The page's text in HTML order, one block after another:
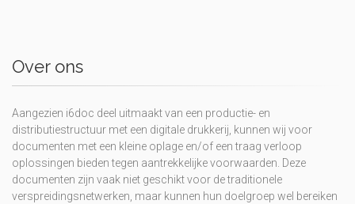
Over ons
Aangezien i6doc deel uitmaakt van een productie- en
distributiestructuur met een digitale drukkerij, kunnen wij voor
documenten met een kleine oplage en/of een traag verloop
oplossingen bieden tegen aantrekkelijke voorwaarden. Deze
documenten zijn vaak niet geschikt voor de traditionele
verspreidingsnetwerken, maar kunnen hun doelgroep wel bereiken